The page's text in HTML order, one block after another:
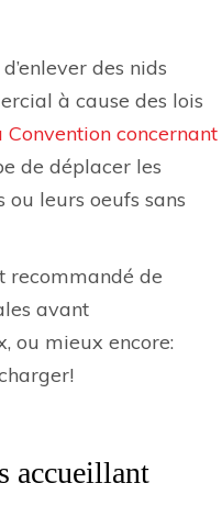
des nids
à cause des lois
Convention concernant
de déplacer les
leurs oeufs sans
recommandé de
avant
ou mieux encore:
charger!
accueillant